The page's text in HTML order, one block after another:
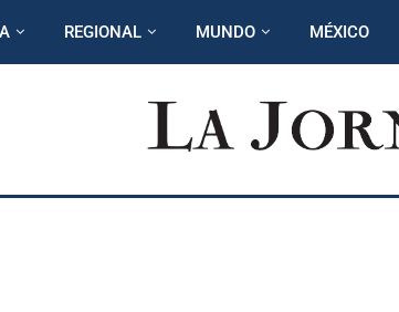
REGIONAL MUNDO MÉXICO